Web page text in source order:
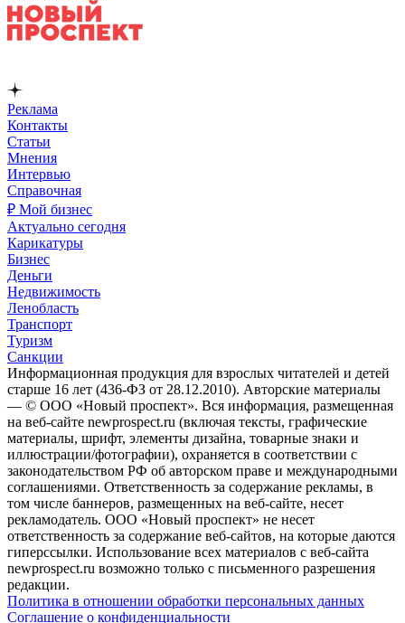
Реклама
Контакты
Статьи
Мнения
Интервью
Справочная
₽ Мой бизнес
Актуально сегодня
Карикатуры
Бизнес
Деньги
Недвижимость
Ленобласть
Транспорт
Туризм
Санкции
Информационная продукция для взрослых читателей и детей
старше 16 лет (436-ФЗ от 28.12.2010). Авторские материалы
— © ООО «Новый проспект». Вся информация, размещенная
на веб-сайте newprospect.ru (включая тексты, графические
материалы, шрифт, элементы дизайна, товарные знаки и
иллюстрации/фотографии), охраняется в соответствии с
законодательством РФ об авторском праве и международными
соглашениями. Ответственность за содержание рекламы, в
том числе баннеров, размещенных на веб-сайте, несет
рекламодатель. ООО «Новый проспект» не несет
ответственность за содержание веб-сайтов, на которые даются
гиперссылки. Использование всех материалов с веб-сайта
newprospect.ru возможно только с письменного разрешения
редакции.
Политика в отношении обработки персональных данных
Соглашение о конфиденциальности